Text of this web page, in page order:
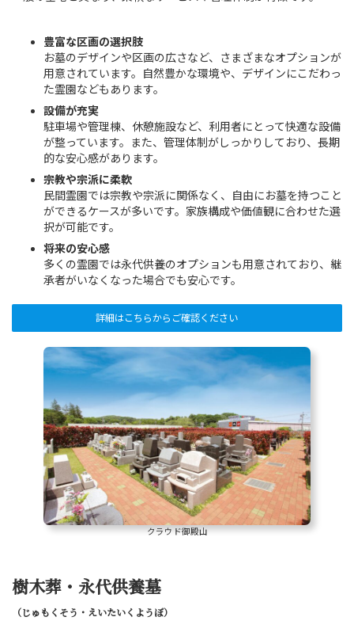
豊富な区画の選択肢
お墓のデザインや区画の広さなど、さまざまなオプションが
用意されています。自然豊かな環境や、デザインにこだわっ
た霊園などもあります。
設備が充実
駐車場や管理棟、休憩施設など、利用者にとって快適な設備
が整っています。また、管理体制がしっかりしており、長期
的な安心感があります。
宗教や宗派に柔軟
民間霊園では宗教や宗派に関係なく、自由にお墓を持つこと
ができるケースが多いです。家族構成や価値観に合わせた選
択が可能です。
将来の安心感
多くの霊園では永代供養のオプションも用意されており、継
承者がいなくなった場合でも安心です。
詳細はこちらからご確認ください
クラウド御殿山
樹木葬・永代供養墓
（じゅもくそう・えいたいくようぼ）